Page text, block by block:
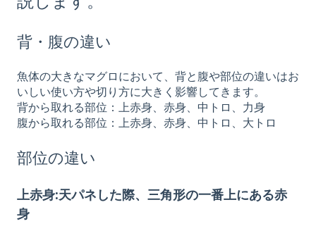
背・腹の違い
魚体の大きなマグロにおいて、背と腹や部位の違いはお
いしい使い方や切り方に大きく影響してきます。
背から取れる部位：上赤身、赤身、中トロ、力身
腹から取れる部位：上赤身、赤身、中トロ、大トロ
部位の違い
上赤身:天パネした際、三角形の一番上にある赤
身